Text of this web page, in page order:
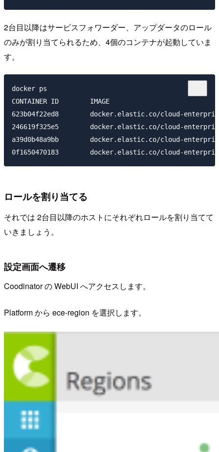
2台目以降はサービスフォワーダー、アップダータのロール
のみが割り当てられるため、4個のコンテナが起動していま
す。
docker ps
CONTAINER ID        IMAGE
623b04f22ed8        docker.elastic.co/cloud-
246619f325e5        docker.elastic.co/cloud-
a39d0b48a9bb        docker.elastic.co/cloud-
ロールを割り当てる
それでは 2台目以降のホストにそれぞれロールを割り当てて
いきましょう。
設定画面へ遷移
Coodinator の WebUI へアクセスします。
Platform から ece-region を選択します。